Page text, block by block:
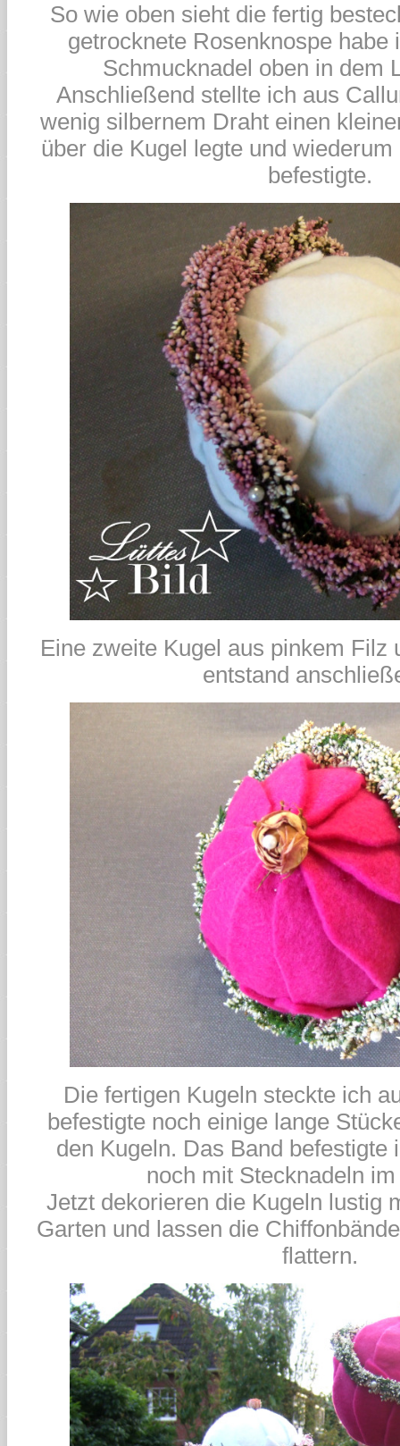
So wie oben sieht die fertig
getrocknete Rosenknospe habe
Schmucknadel oben in dem
Anschließend stellte ich aus
wenig silbernem Draht einen
über die Kugel legte und
befestigte.
Eine zweite Kugel aus pinkem Filz
entstand
Die fertigen Kugeln steckte ich
befestigte noch einige lange
den Kugeln. Das Band befestigte
noch mit Stecknadeln
Jetzt dekorieren die Kugeln lustig
Garten und lassen die
flattern.